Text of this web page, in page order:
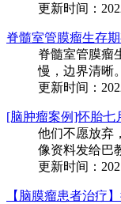
更新时间：
脊髓室管膜瘤生存
脊髓室管膜瘤
慢，边界清晰
更新时间：
[脑肿瘤案例]怀胎七
他们不愿放弃
像资料发给巴
更新时间：
【脑膜瘤患者治疗